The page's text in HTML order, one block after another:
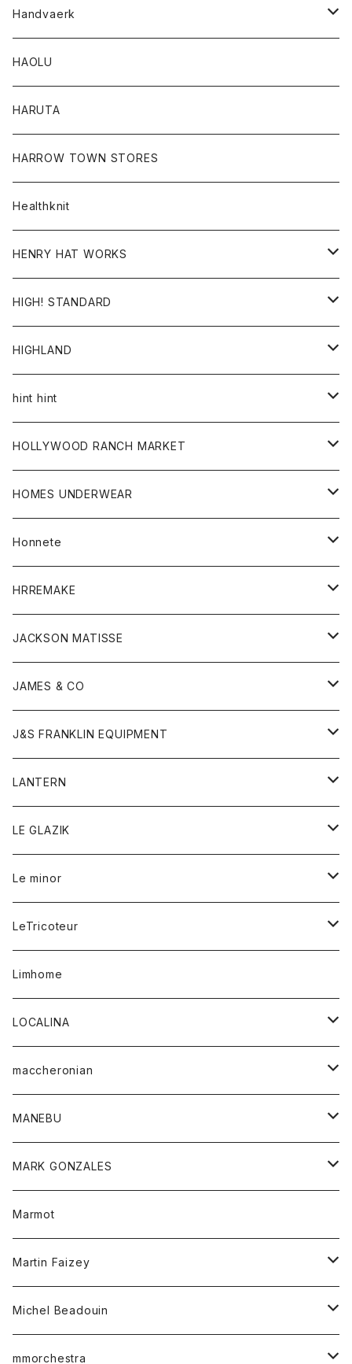
アウター
カーディガン
コート
トップス
シャツ
スウェット
レディース
カーディガン
コート
ボトム
パンツ
Handvaerk
トップス
Tシャツ
ロンTEE
HAOLU
HARUTA
HARROW TOWN STORES
Healthknit
HENRY HAT WORKS
帽子
HIGH! STANDARD
アウター
ジャケット
トップス
シャツ
カーディガン
ボトム
グッズ
帽子
HIGHLAND
帽子
hint hint
ストール
HOLLYWOOD RANCH MARKET
アウター
カーディガン
コート
フリース
アクセサリー
ウォレット
ストール
マフラー
リング
キッズ
Tシャツ
グッズ
アンダーウェア
靴
バンダナ
トップス
カーディガン
ジャケット
タンクトップ
Tシャツ
ベスト
ポロシャツ
ロングスリーブTシャツ
ボトム
オーバーオール
ショートパンツ
レディース
アウター
カーディガン
セーター
チュニック
HOMES UNDERWEAR
アウター
カーディガン
コート
キッズ
Tシャツ
ロンパース
グッズ
靴
ストール
トップス
カットソー
シャツ
ボトム
オーバーオール
ショートパンツ
レディース
オーバーオール
シャツ
ワンピース
ワンピース
Honnete
ブラウス
ワンピース
HRREMAKE
バック
キッズ
トレーナー
トップス
Gジャケット
スウェット
帽子
JACKSON MATISSE
Tシャツ
帽子
JAMES & CO
ボトム
J&S FRANKLIN EQUIPMENT
アウター
LANTERN
アウター
Tシャツ
LE GLAZIK
レディース
コート
シャツ
ワンピース
Tシャツ
Le minor
ボトム
スカート
パンツ
レディース
アウター
カットソー
トップス
シャツ
LeTricoteur
カーディガン
Limhome
LOCALINA
ロングスリーブテーシャツ
maccheronian
靴
MANEBU
靴
MARK GONZALES
トップス
Tシャツ
Marmot
Martin Faizey
ベルト
Michel Beadouin
トップス
mmorchestra